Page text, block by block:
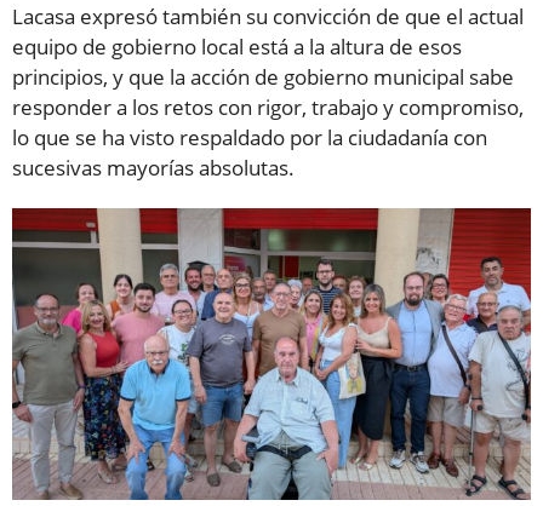
Lacasa expresó también su convicción de que el actual
equipo de gobierno local está a la altura de esos
principios, y que la acción de gobierno municipal sabe
responder a los retos con rigor, trabajo y compromiso,
lo que se ha visto respaldado por la ciudadanía con
sucesivas mayorías absolutas.